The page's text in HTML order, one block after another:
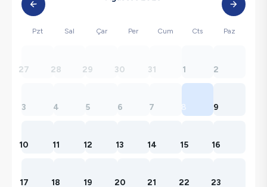
Pzt Sal Çar Per Cum Cts Paz
27 28 29 30 31 1 2
3 4 5 6 7 8 9
10 11 12 13 14 15 16
17 18 19 20 21 22 23